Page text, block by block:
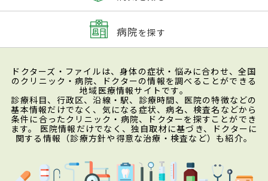
病院を探す
ドクターズ・ファイルは、身体の症状・悩みに合わせ、全国
のクリニック・病院、ドクターの情報を調べることができる
地域医療情報サイトです。
診療科目、行政区、沿線・駅、診療時間、医院の特徴などの
基本情報だけでなく、気になる症状、病名、検査名などから
条件に合ったクリニック・病院、ドクターを探すことができ
ます。 医院情報だけでなく、独自取材に基づき、ドクターに
関する情報（診療方針や得意な治療・検査など）も紹介。